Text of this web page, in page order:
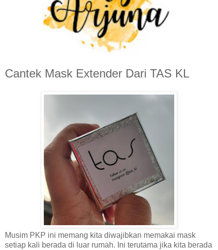
Cantek Mask Extender Dari TAS KL
Musim PKP ini memang kita diwajibkan memakai mask
setiap kali berada di luar rumah. Ini terutama jika kita berada